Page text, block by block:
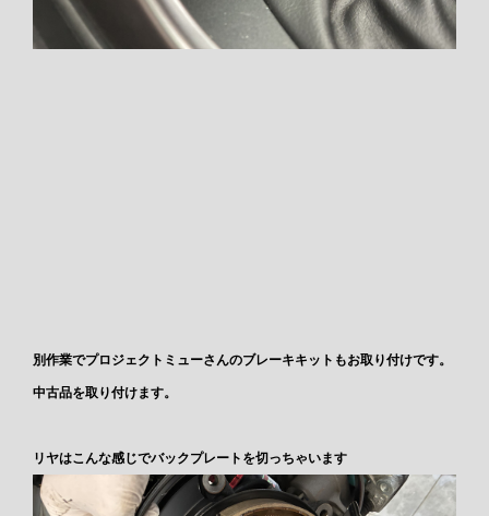
別作業でプロジェクトミューさんのブレーキキットもお取り付けです。
中古品を取り付けます。
リヤはこんな感じでバックプレートを切っちゃいます